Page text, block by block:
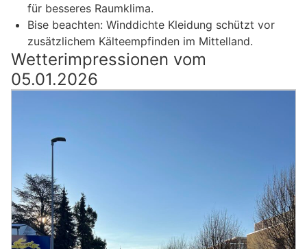
für besseres Raumklima.
Bise beachten: Winddichte Kleidung schützt vor
zusätzlichem Kälteempfinden im Mittelland.
Wetterimpressionen vom
05.01.2026